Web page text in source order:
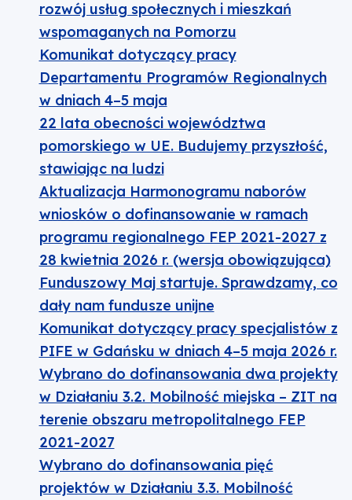
rozwój usług społecznych i mieszkań
wspomaganych na Pomorzu
Komunikat dotyczący pracy
Departamentu Programów Regionalnych
w dniach 4–5 maja
22 lata obecności województwa
pomorskiego w UE. Budujemy przyszłość,
stawiając na ludzi
Aktualizacja Harmonogramu naborów
wniosków o dofinansowanie w ramach
programu regionalnego FEP 2021-2027 z
28 kwietnia 2026 r. (wersja obowiązująca)
Funduszowy Maj startuje. Sprawdzamy, co
dały nam fundusze unijne
Komunikat dotyczący pracy specjalistów z
PIFE w Gdańsku w dniach 4–5 maja 2026 r.
Wybrano do dofinansowania dwa projekty
w Działaniu 3.2. Mobilność miejska – ZIT na
terenie obszaru metropolitalnego FEP
2021-2027
Wybrano do dofinansowania pięć
projektów w Działaniu 3.3. Mobilność